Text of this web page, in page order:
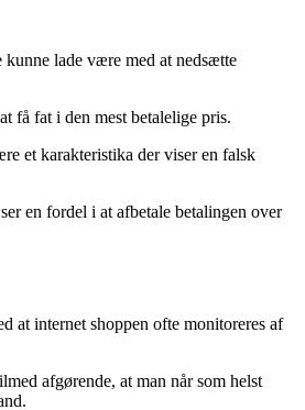
lade være med at nedsætte
få fat i den mest betalelige pris.
et karakteristika der viser en falsk
en fordel i at afbetale betalingen over
at internet shoppen ofte monitoreres af
afgørende, at man når som helst